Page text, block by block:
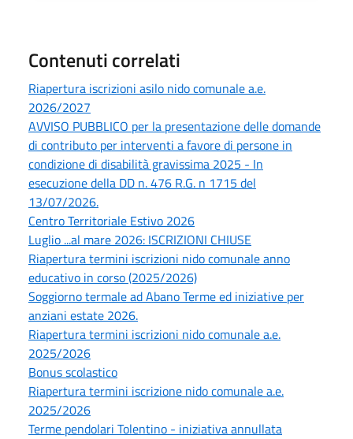
Contenuti correlati
Riapertura iscrizioni asilo nido comunale a.e.
2026/2027
AVVISO PUBBLICO per la presentazione delle domande
di contributo per interventi a favore di persone in
condizione di disabilità gravissima 2025 - In
esecuzione della DD n. 476 R.G. n 1715 del
13/07/2026.
Centro Territoriale Estivo 2026
Luglio ...al mare 2026: ISCRIZIONI CHIUSE
Riapertura termini iscrizioni nido comunale anno
educativo in corso (2025/2026)
Soggiorno termale ad Abano Terme ed iniziative per
anziani estate 2026.
Riapertura termini iscrizioni nido comunale a.e.
2025/2026
Bonus scolastico
Riapertura termini iscrizione nido comunale a.e.
2025/2026
Terme pendolari Tolentino - iniziativa annullata